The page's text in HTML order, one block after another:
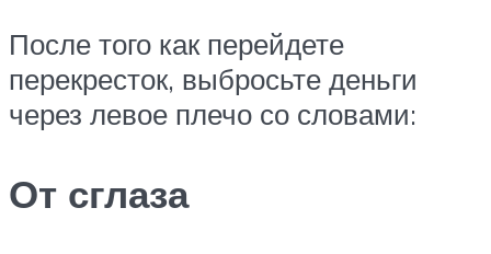
После того как перейдете
перекресток, выбросьте деньги
через левое плечо со словами:
От сглаза